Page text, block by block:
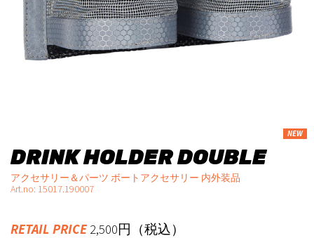
DRINK HOLDER DOUBLE
NEW
アクセサリー＆パーツ ボートアクセサリー 内外装品
Art.no: 15017.190007
RETAIL PRICE2,500円（税込）